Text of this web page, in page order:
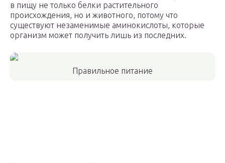
в пищу не только белки растительного
происхождения, но и животного, потому что
существуют незаменимые аминокислоты, которые
организм может получить лишь из последних.
Правильное питание